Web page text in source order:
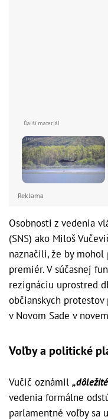
Reklama
Osobnosti z vedenia
(SNS) ako Miloš
naznačili, že by
premiér. V súčasnej
rezignáciu uprostred
občianskych
v Novom Sade v
Voľby a politické
Vučič oznámil
vedenia formálne
parlamentné voľby sa